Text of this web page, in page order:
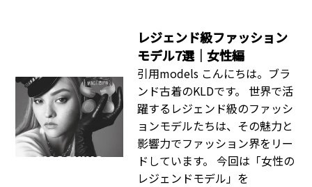
レジェンド級ファッション
モデル7選｜女性編
引用models こんにちは。ブラ
ンド古着のKLDです。 世界で活
躍するレジェンド級のファッシ
ョンモデルたちは、その魅力と
影響力でファッション界をリー
ドしています。 今回は「女性の
レジェンドモデル」を